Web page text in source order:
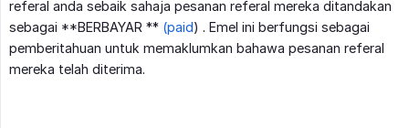
referal anda sebaik sahaja pesanan referal mereka ditandakan
sebagai **BERBAYAR ** (paid) . Emel ini berfungsi sebagai
pemberitahuan untuk memaklumkan bahawa pesanan referal
mereka telah diterima.